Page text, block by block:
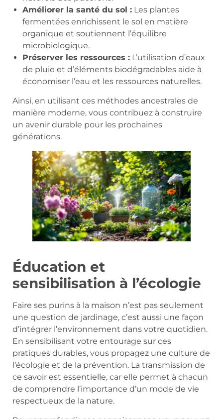
Améliorer la santé du sol : Les plantes
fermentées enrichissent le sol en matière
organique et soutiennent l’équilibre
microbiologique.
Préserver les ressources : L’utilisation d’eaux
de pluie et d’éléments biodégradables aide à
économiser l’eau et les ressources naturelles.
Ainsi, en utilisant ces méthodes ancestrales de
manière moderne, vous contribuez à construire
un avenir durable pour les prochaines
générations.
Éducation et
sensibilisation à l’écologie
Faire ses purins à la maison n’est pas seulement
une question de jardinage, c’est aussi une façon
d’intégrer l’environnement dans votre quotidien.
En sensibilisant votre entourage sur ces
pratiques durables, vous propagez une culture de
l’écologie et de la prévention. La transmission de
ce savoir est essentielle, car elle permet à chacun
de comprendre l’importance d’un mode de vie
respectueux de la nature.